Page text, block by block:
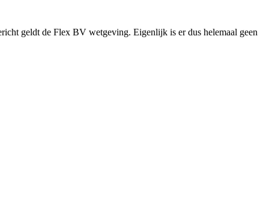
geldt de Flex BV wetgeving. Eigenlijk is er dus helemaal geen